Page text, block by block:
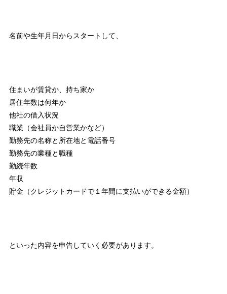
名前や生年月日からスタートして、
住まいが賃貸か、持ち家か
居住年数は何年か
他社の借入状況
職業（会社員か自営業かなど）
勤務先の名称と所在地と電話番号
勤務先の業種と職種
勤続年数
年収
貯金（クレジットカードで１年間に支払いができる金額）
といった内容を申告していく必要があります。